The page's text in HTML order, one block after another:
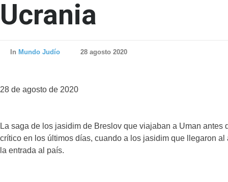
Ucrania
In Mundo Judío 28 agosto 2020
28 de agosto de 2020
La saga de los jasidim de Breslov que viajaban a Uman antes
crítico en los últimos días, cuando a los jasidim que llegaron
la entrada al país.